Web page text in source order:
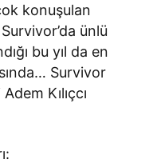
konuşulan
ünlü
bu yıl da en
Survivor
Kılıçcı